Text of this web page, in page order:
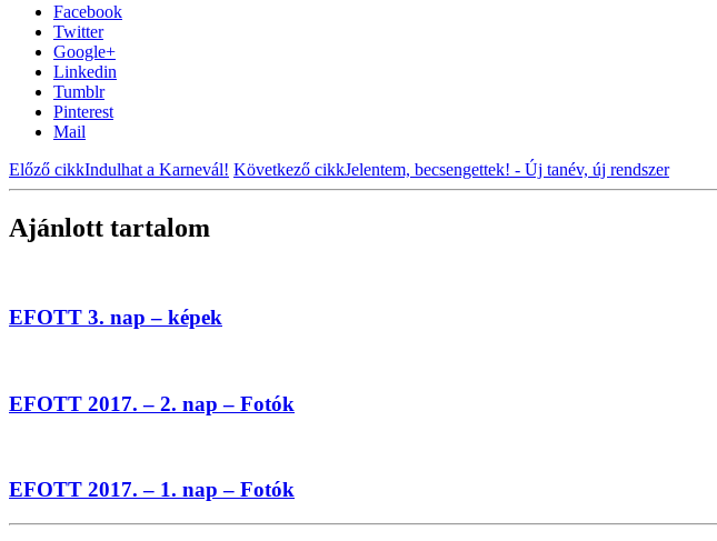
Facebook
Twitter
Google+
Linkedin
Tumblr
Pinterest
Mail
Előző cikkIndulhat a Karnevál! Következő cikkJelentem, becsengettek! - Új tanév, új rendszer
Ajánlott tartalom
EFOTT 3. nap – képek
EFOTT 2017. – 2. nap – Fotók
EFOTT 2017. – 1. nap – Fotók